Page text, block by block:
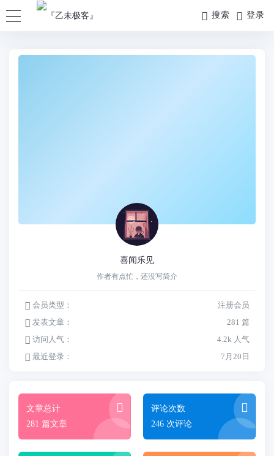
搜索 登录
喜闻乐见
作者有点忙，还没写简介
会员类型：
注册会员
发表文章：
281 篇
访问人气：
4.2k 人气
最近登录：
7月20日
文章总计
281 篇文章
评论次数
246 次评论